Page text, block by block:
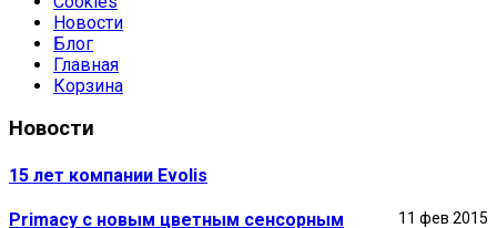
Новости
Блог
Главная
Корзина
Новости
15 лет компании Evolis
11 фев 2015
Primacy с новым цветным сенсорным